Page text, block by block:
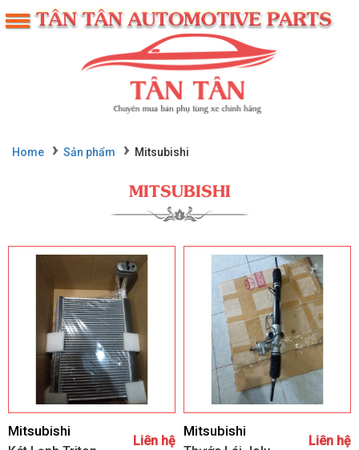
Home Sản phẩm Mitsubishi
MITSUBISHI
Mitsubishi
Liên hệ
Mitsubishi
Liên hệ